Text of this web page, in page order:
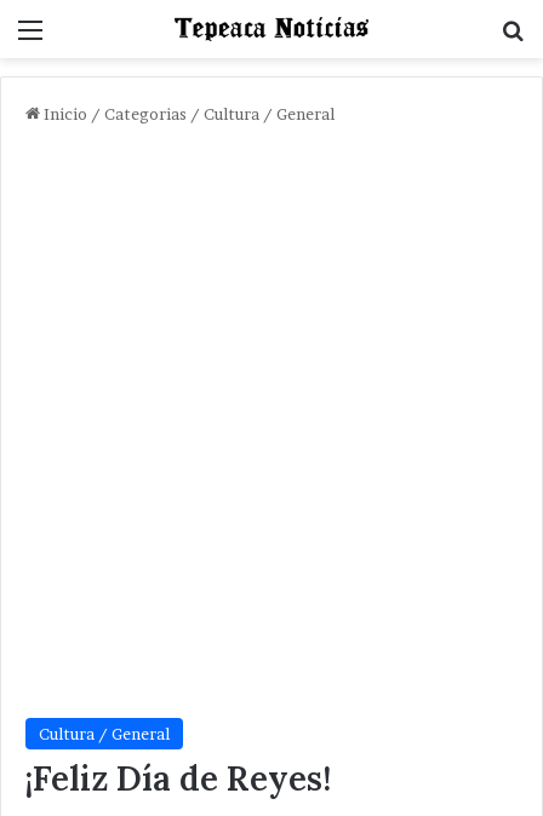
Menu
Inicio / Categorias / Cultura / General
Cultura / General
¡Feliz Día de Reyes!